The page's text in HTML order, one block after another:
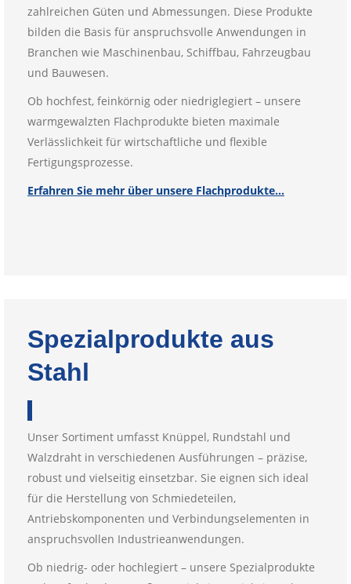
zahlreichen Güten und Abmessungen. Diese Produkte
bilden die Basis für anspruchsvolle Anwendungen in
Branchen wie Maschinenbau, Schiffbau, Fahrzeugbau
und Bauwesen.
Ob hochfest, feinkörnig oder niedriglegiert – unsere
warmgewalzten Flachprodukte bieten maximale
Verlässlichkeit für wirtschaftliche und flexible
Fertigungsprozesse.
Erfahren Sie mehr über unsere Flachprodukte…
Spezialprodukte aus
Stahl
Unser Sortiment umfasst Knüppel, Rundstahl und
Walzdraht in verschiedenen Ausführungen – präzise,
robust und vielseitig einsetzbar. Sie eignen sich ideal
für die Herstellung von Schmiedeteilen,
Antriebskomponenten und Verbindungselementen in
anspruchsvollen Industrieanwendungen.
Ob niedrig- oder hochlegiert – unsere Spezialprodukte